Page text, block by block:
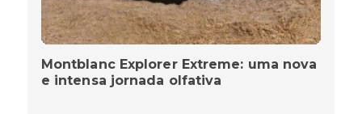
Montblanc Explorer Extreme: uma nova
e intensa jornada olfativa